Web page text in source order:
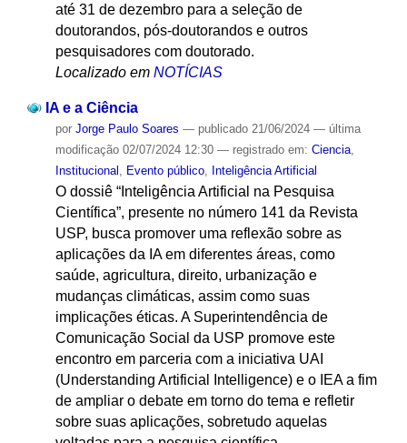
até 31 de dezembro para a seleção de
doutorandos, pós-doutorandos e outros
pesquisadores com doutorado.
Localizado em NOTÍCIAS
IA e a Ciência
por Jorge Paulo Soares — publicado21/06/2024 — última
modificação02/07/2024 12:30 — registrado em: Ciencia,
Institucional , Evento público, Inteligência Artificial
O dossiê “Inteligência Artificial na Pesquisa
Científica”, presente no número 141 da Revista
USP, busca promover uma reflexão sobre as
aplicações da IA em diferentes áreas, como
saúde, agricultura, direito, urbanização e
mudanças climáticas, assim como suas
implicações éticas. A Superintendência de
Comunicação Social da USP promove este
encontro em parceria com a iniciativa UAI
(Understanding Artificial Intelligence) e o IEA a fim
de ampliar o debate em torno do tema e refletir
sobre suas aplicações, sobretudo aquelas